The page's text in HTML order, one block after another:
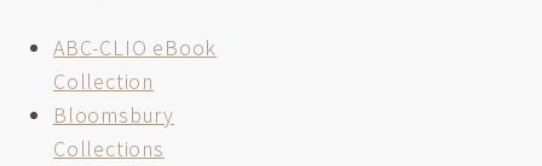
ABC-CLIO eBook
Collection
Bloomsbury
Collections